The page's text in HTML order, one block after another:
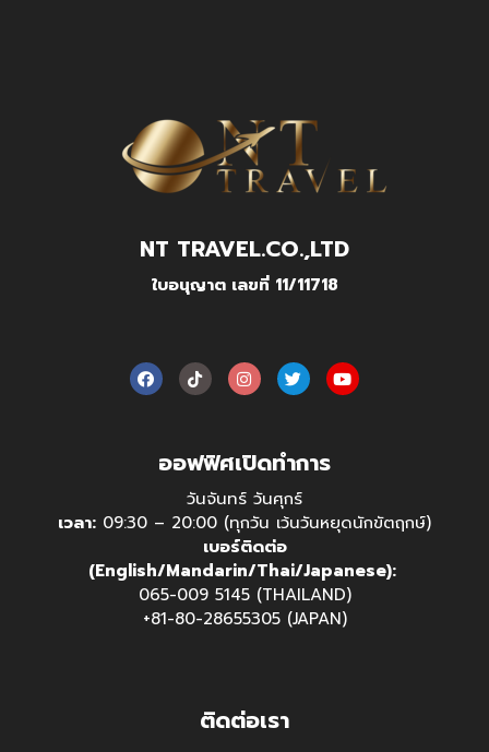
NT TRAVEL.CO.,LTD
ใบอนุญาต เลขที่ 11/11718
ออฟฟิศเปิดทำการ
วันจันทร์ วันศุกร์
เวลา: 09:30 – 20:00 (ทุกวัน เว้นวันหยุดนักขัตฤกษ์)
เบอร์ติดต่อ
(English/Mandarin/Thai/Japanese):
065-009 5145 (THAILAND)
+81-80-28655305 (JAPAN)
ติดต่อเรา